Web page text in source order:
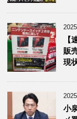
【
販
現
小